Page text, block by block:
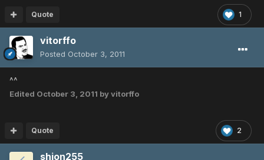
1
Quote
vitorffo
Posted October 3, 2011
^^
Edited October 3, 2011 by vitorffo
2
Quote
shion255